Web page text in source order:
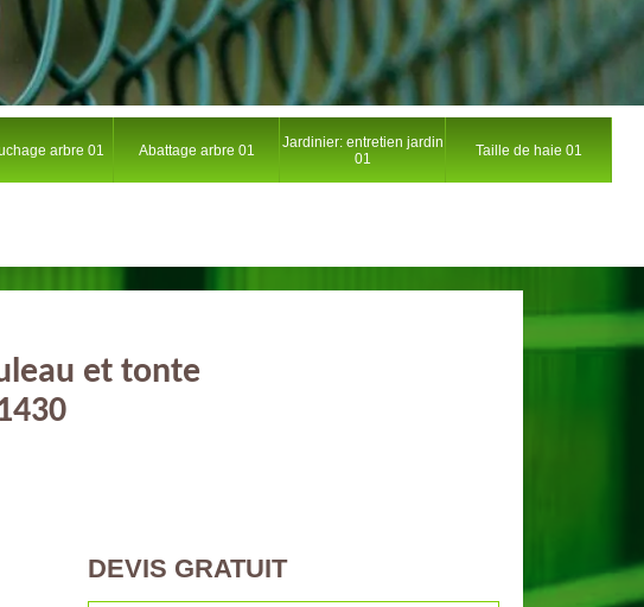
arbre 01 Abattage arbre 01
Jardinier: entretien jardin
01
Taille de haie 01
et tonte
DEVIS GRATUIT